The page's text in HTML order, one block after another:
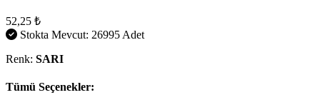
52,25 ₺
Stokta Mevcut: 26995 Adet
Renk: SARI
Tümü Seçenekler: